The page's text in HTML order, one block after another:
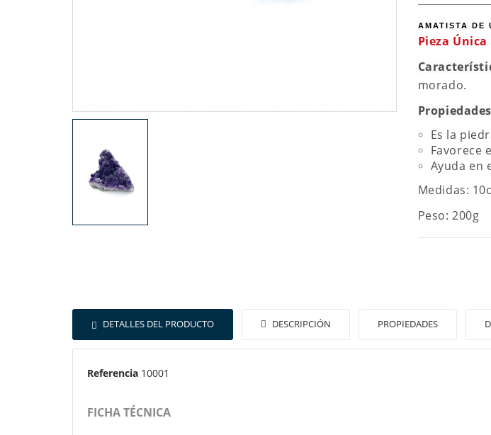
AMATISTA DE
Pieza Única
morado.
Propiedades
Es la
Favorece
Ayuda en
Medidas:
Peso: 200g
DETALLES DEL PRODUCTO DESCRIPCIÓN PROPIEDADES
Referencia 10001
FICHA TÉCNICA